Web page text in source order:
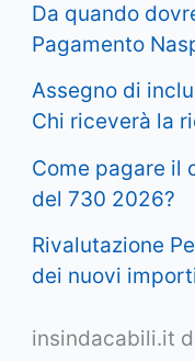
Da quando
Pagamento
Assegno di
Chi riceverà la
Come pagare il
del 730 2026?
Rivalutazione
dei nuovi
insindacabili.it